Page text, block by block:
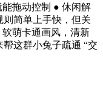
拖动控制 ● 休闲解
则简单上手快，但关
萌卡通画风，清新
这群小兔子疏通 “交